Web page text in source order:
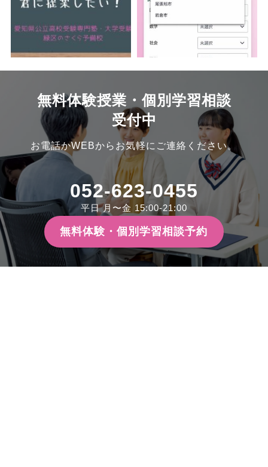
無料体験授業・個別学習相談
受付中
お電話かWEBからお気軽にご連絡ください。
052-623-0455
平日 月〜金 15:00-21:00
無料体験・個別学習相談予約